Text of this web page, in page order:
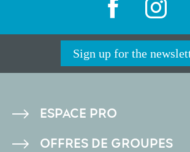
Sign up for the
PIED
DE
ESPACE PRO
OFFRES DE GROUPES